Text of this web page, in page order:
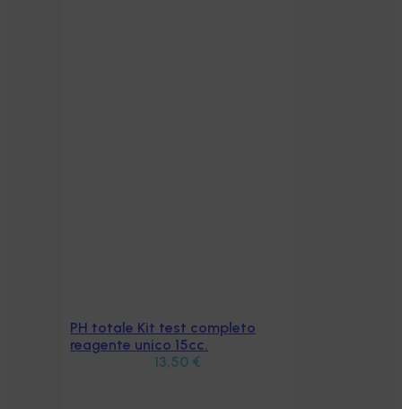
Aggiungi al carrello
PH totale Kit test completo
reagente unico 15cc.
13,50 €